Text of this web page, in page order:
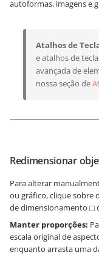
autoformas, imagens e
Atalhos de
e atalhos de
avançada de
nossa seção de
Redimensionar
Para alterar
ou gráfico, clique sobre
de dimensionamento
Manter proporções:
escala original de
enquanto arrasta uma